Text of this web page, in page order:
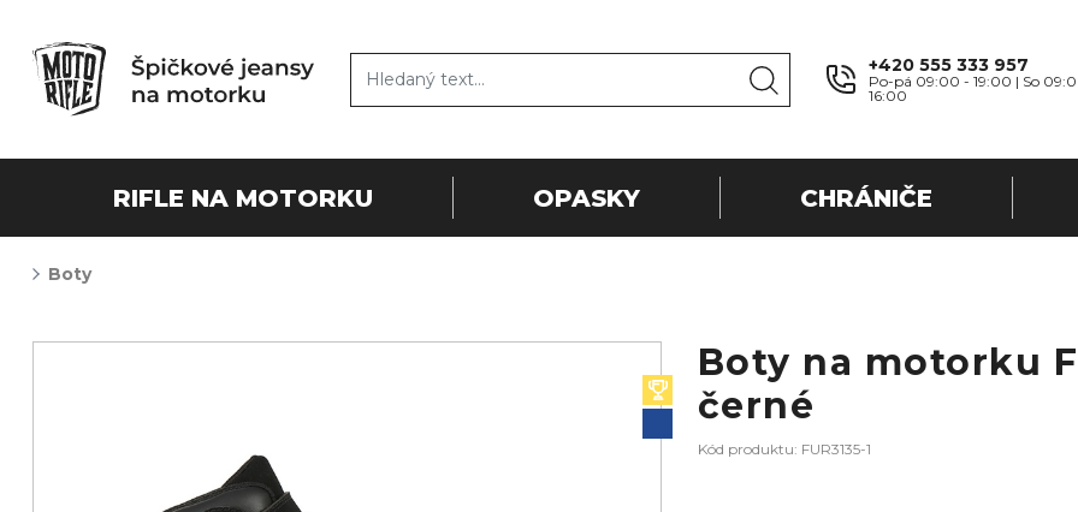
+420 555 333 957
Po-pá 09:00 - 19:00 | So
16:00
RIFLE NA MOTORKU OPASKY CHRÁNIČE
Boty
Boty na motorku
černé
Kód produktu: FUR3135-1